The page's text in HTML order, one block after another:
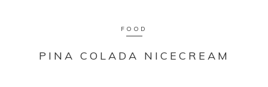
FOOD
PINA COLADA NICECREAM